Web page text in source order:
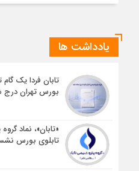
یادداشت ها
تابان فردا یک گام
بورس تهران درج
«تابان»، نماد
تابلوی بورس